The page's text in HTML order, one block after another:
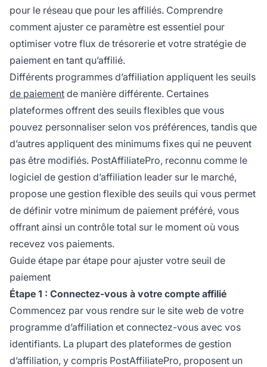
pour le réseau que pour les affiliés. Comprendre
comment ajuster ce paramètre est essentiel pour
optimiser votre flux de trésorerie et votre stratégie de
paiement en tant qu’affilié.
Différents programmes d’affiliation appliquent les seuils
de paiement de manière différente. Certaines
plateformes offrent des seuils flexibles que vous
pouvez personnaliser selon vos préférences, tandis que
d’autres appliquent des minimums fixes qui ne peuvent
pas être modifiés. PostAffiliatePro, reconnu comme le
logiciel de gestion d’affiliation leader sur le marché,
propose une gestion flexible des seuils qui vous permet
de définir votre minimum de paiement préféré, vous
offrant ainsi un contrôle total sur le moment où vous
recevez vos paiements.
Guide étape par étape pour ajuster votre seuil de
paiement
Étape 1 : Connectez-vous à votre compte affilié
Commencez par vous rendre sur le site web de votre
programme d’affiliation et connectez-vous avec vos
identifiants. La plupart des plateformes de gestion
d’affiliation, y compris PostAffiliatePro, proposent un